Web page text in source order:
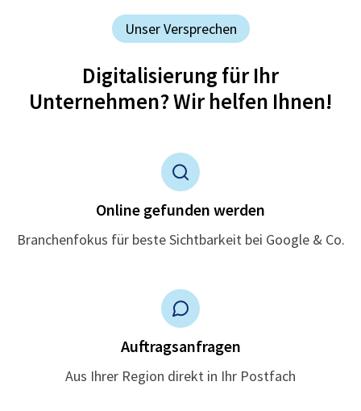
Unser Versprechen
Digitalisierung für Ihr
Unternehmen? Wir helfen Ihnen!
Online gefunden werden
Branchenfokus für beste Sichtbarkeit bei Google & Co.
Auftragsanfragen
Aus Ihrer Region direkt in Ihr Postfach